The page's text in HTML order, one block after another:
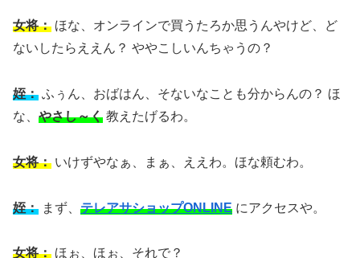
女将： ほな、オンラインで買うたろか思うんやけど、ど
ないしたらええん？ ややこしいんちゃうの？
姪： ふぅん、おばはん、そないなことも分からんの？ ほ
な、 やさし～く 教えたげるわ。
女将： いけずやなぁ、まぁ、ええわ。ほな頼むわ。
姪： まず、 テレアサショップONLINE にアクセスや。
女将： ほぉ、ほぉ、それで？